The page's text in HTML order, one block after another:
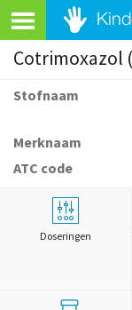
Stofnaam
Merknaam
ATC code
Doseringen